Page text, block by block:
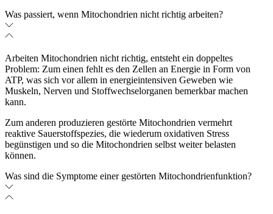
Was passiert, wenn Mitochondrien nicht richtig arbeiten?
Arbeiten Mitochondrien nicht richtig, entsteht ein doppeltes
Problem: Zum einen fehlt es den Zellen an Energie in Form von
ATP, was sich vor allem in energieintensiven Geweben wie
Muskeln, Nerven und Stoffwechselorganen bemerkbar machen
kann.
Zum anderen produzieren gestörte Mitochondrien vermehrt
reaktive Sauerstoffspezies, die wiederum oxidativen Stress
begünstigen und so die Mitochondrien selbst weiter belasten
können.
Was sind die Symptome einer gestörten Mitochondrienfunktion?